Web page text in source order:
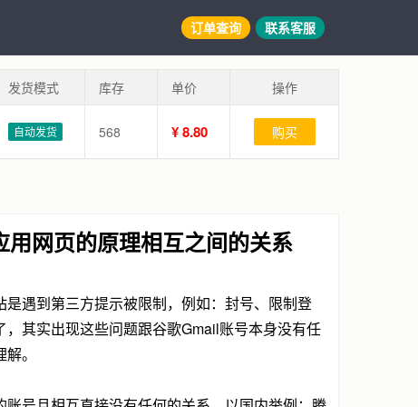
订单查询 联系客服
发货模式 库存 单价 操作
自动发货 568 ¥ 8.80 购买
网页的原理相互之间的关系
遇到第三方提示被限制，例如：封号、限制登
其实出现这些问题跟谷歌Gmail账号本身没有任
。